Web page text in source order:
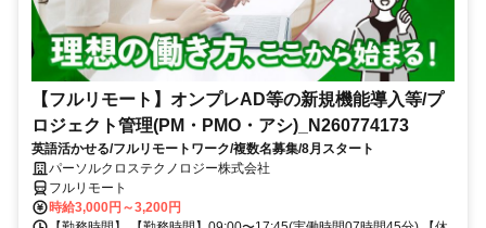
【フルリモート】オンプレAD等の新規機能導入等/プ
ロジェクト管理(PM・PMO・アシ)_N260774173
英語活かせる/フルリモートワーク/複数名募集/8月スタート
パーソルクロステクノロジー株式会社
フルリモート
時給3,000円～3,200円